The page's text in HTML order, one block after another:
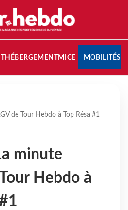
HÉBERGEMENTMICE MOBILITÉS
de Tour Hebdo à Top Résa #1
minute
Hebdo à